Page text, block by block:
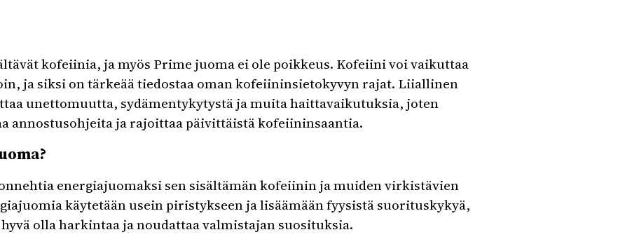
kofeiinia, ja myös Prime juoma ei ole poikkeus. Kofeiini voi vaikuttaa
ja siksi on tärkeää tiedostaa oman kofeiininsietokyvyn rajat. Liiallinen
unettomuutta, sydämentykytystä ja muita haittavaikutuksia, joten
annostusohjeita ja rajoittaa päivittäistä kofeiininsaantia.
energiajuomaksi sen sisältämän kofeiinin ja muiden virkistävien
käytetään usein piristykseen ja lisäämään fyysistä suorituskykyä,
olla harkintaa ja noudattaa valmistajan suosituksia.